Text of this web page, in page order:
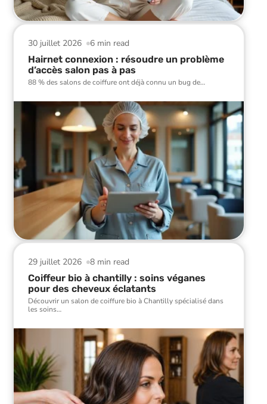
6 min read
30 juillet 2026
Hairnet connexion : résoudre un problème
d’accès salon pas à pas
88 % des salons de coiffure ont déjà connu un bug de…
8 min read
29 juillet 2026
Coiffeur bio à chantilly : soins véganes
pour des cheveux éclatants
Découvrir un salon de coiffure bio à Chantilly spécialisé dans
les soins…